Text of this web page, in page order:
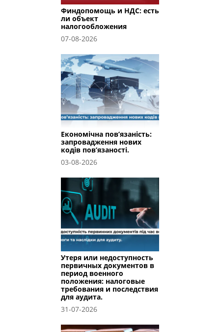
Финдопомощь и НДС: есть
ли объект
налогообложения
07-08-2026
Економічна пов’язаність:
запровадження нових
кодів пов’язаності.
03-08-2026
Утеря или недоступность
первичных документов в
период военного
положения: налоговые
требования и последствия
для аудита.
31-07-2026